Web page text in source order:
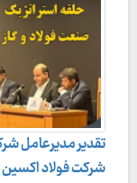
تقدیر مدیرعامل
شرکت فولاد اکسین